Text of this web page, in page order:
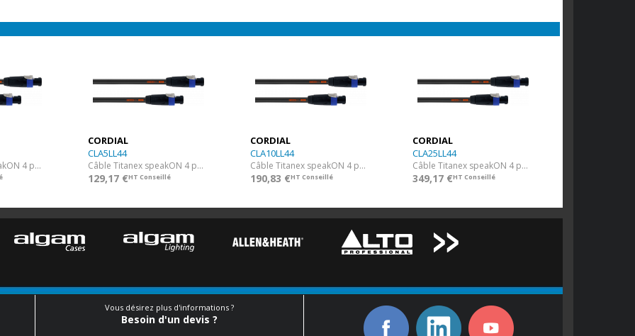
Câble Titanex speakON 4 points NEUTRIK 4 x 4 mm² - 75 cm
CORDIAL
CLA5LL44
Câble Titanex speakON 4 points NEUTRIK 4 x 4 mm² - 5 m
129,17 €HT Conseillé
CORDIAL
CLA10LL44
Câble Titanex speakON 4 points NEUTRIK 4 x 4 mm² - 10 m
190,83 €HT Conseillé
CORDIAL
CLA25LL44
Câble Titanex speakON 4 points NEUTRIK 4 x 4 mm² - 25 m
349,17 €HT Conseillé
Vous désirez plus d'informations ?
Besoin d'un devis ?